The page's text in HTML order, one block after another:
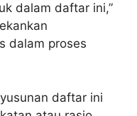
dalam daftar ini,”
dalam proses
daftar ini